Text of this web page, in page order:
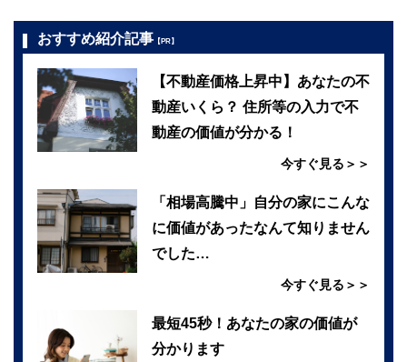
おすすめ紹介記事 【PR】
【不動産価格上昇中】あなたの不
動産いくら？ 住所等の入力で不
動産の価値が分かる！
今すぐ見る＞＞
「相場高騰中」自分の家にこんな
に価値があったなんて知りません
でした…
今すぐ見る＞＞
最短45秒！あなたの家の価値が
分かります